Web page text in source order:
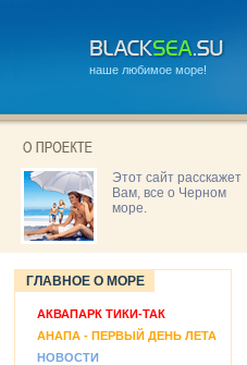
наше любимое море!
Этот сайт расскажет
Вам, все о Черном
море.
ГЛАВНОЕ О МОРЕ
АКВАПАРК ТИКИ-ТАК
АНАПА - ПЕРВЫЙ ДЕНЬ ЛЕТА
НОВОСТИ